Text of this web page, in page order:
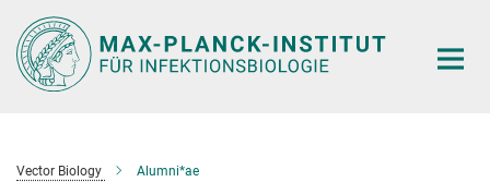
Hauptinhalt
Vector Biology Alumni*ae